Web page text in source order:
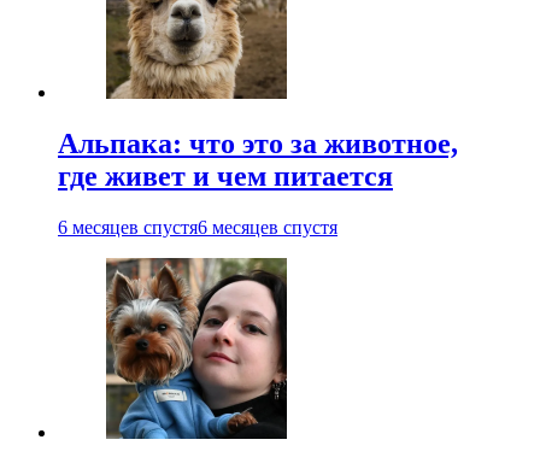
Альпака: что это за животное,
где живет и чем питается
6 месяцев спустя6 месяцев спустя